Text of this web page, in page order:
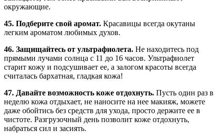
окружающие.
45. Подберите свой аромат. Красавицы всегда окутаны
легким ароматом любимых духов.
46. Защищайтесь от ультрафиолета. Не находитесь под
прямыми лучами солнца с 11 до 16 часов. Ультрафиолет
старит кожу и подсушивает ее, а залогом красоты всегда
считалась бархатная, гладкая кожа!
47. Давайте возможность коже отдохнуть. Пусть один раз в
неделю кожа отдыхает, не наносите на нее макияж, можете
даже обойтись без средств для ухода, просто держите ее в
чистоте. Разгрузочный день позволит коже отдохнуть,
набраться сил и засиять.